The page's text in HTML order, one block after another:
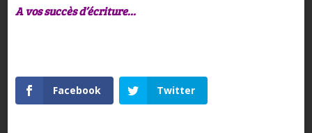
A vos succès d’écriture…
Facebook Twitter